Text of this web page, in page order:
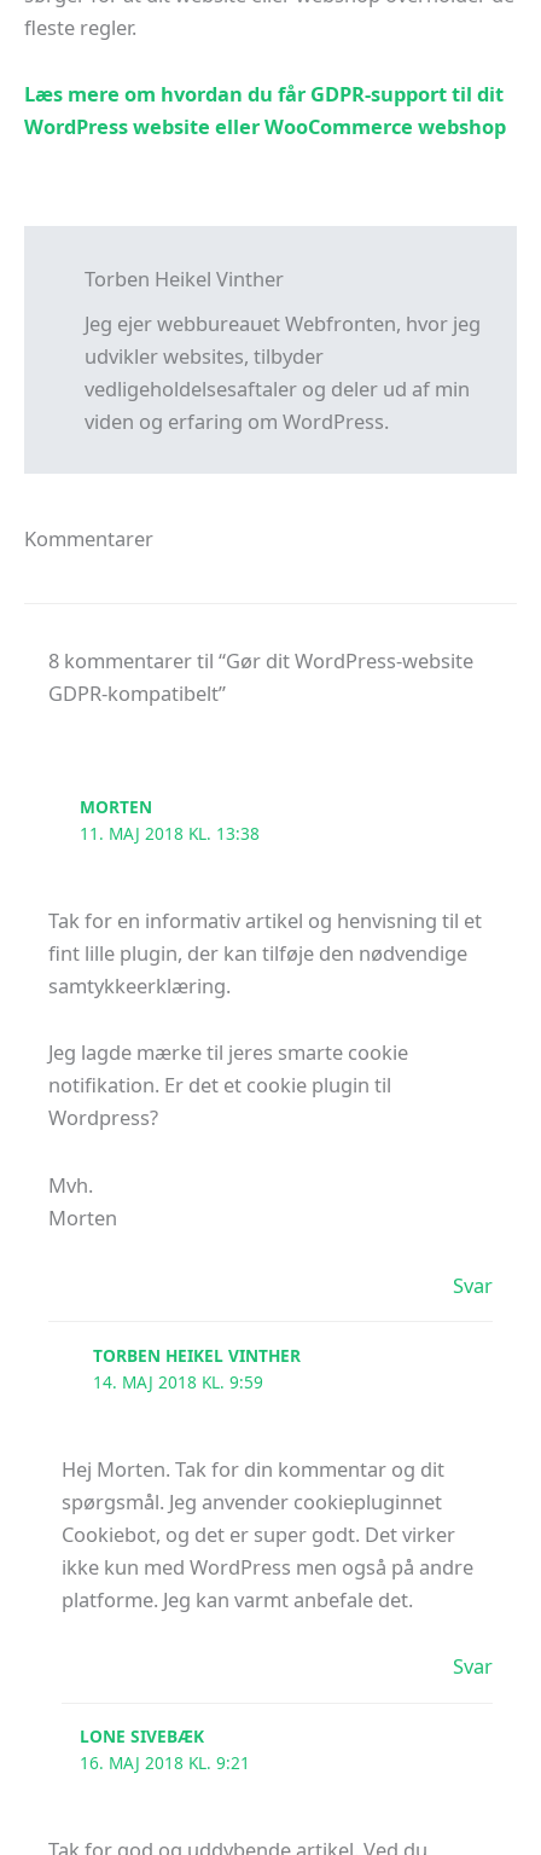
fleste regler.
Læs mere om hvordan du får GDPR-support til dit
WordPress website eller WooCommerce webshop
Torben Heikel Vinther
Jeg ejer webbureauet Webfronten, hvor jeg
udvikler websites, tilbyder
vedligeholdelsesaftaler og deler ud af min
viden og erfaring om WordPress.
Kommentarer
8 kommentarer til “Gør dit WordPress-website
GDPR-kompatibelt”
MORTEN
11. MAJ 2018 KL. 13:38
Tak for en informativ artikel og henvisning til et
fint lille plugin, der kan tilføje den nødvendige
samtykkeerklæring.
Jeg lagde mærke til jeres smarte cookie
notifikation. Er det et cookie plugin til
Wordpress?
Mvh.
Morten
Svar
TORBEN HEIKEL VINTHER
14. MAJ 2018 KL. 9:59
Hej Morten. Tak for din kommentar og dit
spørgsmål. Jeg anvender cookiepluginnet
Cookiebot, og det er super godt. Det virker
ikke kun med WordPress men også på andre
platforme. Jeg kan varmt anbefale det.
Svar
LONE SIVEBÆK
16. MAJ 2018 KL. 9:21